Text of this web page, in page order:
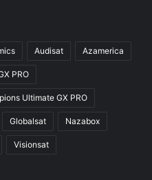
Audisat Azamerica
PRO
Ultimate GX PRO
Globalsat Nazabox
Visionsat